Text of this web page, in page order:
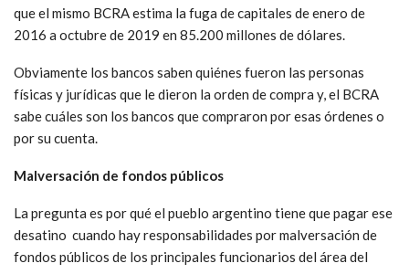
que el mismo BCRA estima la fuga de capitales de enero de
2016 a octubre de 2019 en 85.200 millones de dólares.
Obviamente los bancos saben quiénes fueron las personas
físicas y jurídicas que le dieron la orden de compra y, el BCRA
sabe cuáles son los bancos que compraron por esas órdenes o
por su cuenta.
Malversación de fondos públicos
La pregunta es por qué el pueblo argentino tiene que pagar ese
desatino cuando hay responsabilidades por malversación de
fondos públicos de los principales funcionarios del área del